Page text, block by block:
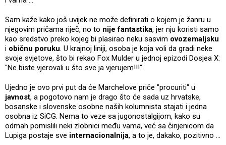
Sam kaže kako još uvijek ne može definirati o kojem je žanru u
njegovim pričama riječ, no to nije fantastika, jer nju koristi samo
kao sredstvo preko kojeg bi plasirao neku sasvim ovozemaljsku
i običnu poruku. U krajnoj liniji, osoba je koja voli da gradi neke
svoje svjetove, što bi rekao Fox Mulder u jednoj epizodi Dosjea X:
"Ne biste vjerovali u što sve ja vjerujem!!!".
Ujedno je ovo prvi put da će Marchelove priče "procuriti" u
javnost, a pogotovo nam je drago što će sada uz hrvatske,
bosanske i slovenske osobne naših kolumnista stajati i jedna
osobna iz SiCG. Nema to veze sa jugonostalgijom, kako su
odmah pomislili neki zlobnici među vama, već sa činjenicom da
Lupiga postaje sve internacionalnija, a to je, dakako, pozitivno …